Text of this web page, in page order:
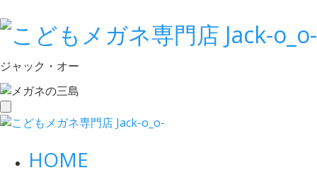
ジャック・オー
toggle
navigation
HOME